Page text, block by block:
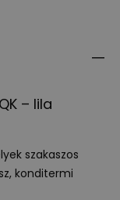
– lila
szakaszos
konditermi